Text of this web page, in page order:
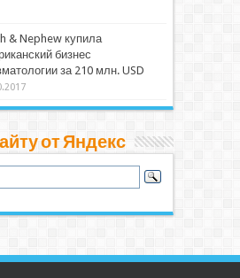
& Nephew купила
бизнес
за 210 млн. USD
от Яндекс